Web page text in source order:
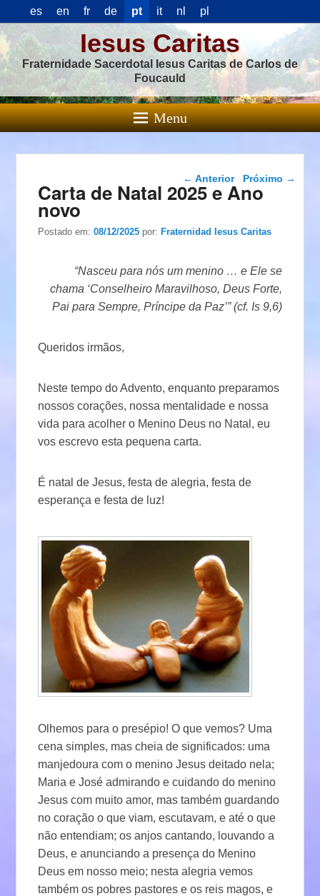
es en fr de pt it nl pl
Iesus Caritas
Fraternidade Sacerdotal Iesus Caritas de Carlos de
Foucauld
Menu
Navegação das
postagens
← Anterior Próximo →
Carta de Natal 2025 e Ano
novo
Postado em:08/12/2025 por:Fraternidad Iesus Caritas
“Nasceu para nós um menino … e Ele se
chama ‘Conselheiro Maravilhoso, Deus Forte,
Pai para Sempre, Príncipe da Paz’” (cf. Is 9,6)
Queridos irmãos,
Neste tempo do Advento, enquanto preparamos
nossos corações, nossa mentalidade e nossa
vida para acolher o Menino Deus no Natal, eu
vos escrevo esta pequena carta.
É natal de Jesus, festa de alegria, festa de
esperança e festa de luz!
Olhemos para o presépio! O que vemos? Uma
cena simples, mas cheia de significados: uma
manjedoura com o menino Jesus deitado nela;
Maria e José admirando e cuidando do menino
Jesus com muito amor, mas também guardando
no coração o que viam, escutavam, e até o que
não entendiam; os anjos cantando, louvando a
Deus, e anunciando a presença do Menino
Deus em nosso meio; nesta alegria vemos
também os pobres pastores e os reis magos, e